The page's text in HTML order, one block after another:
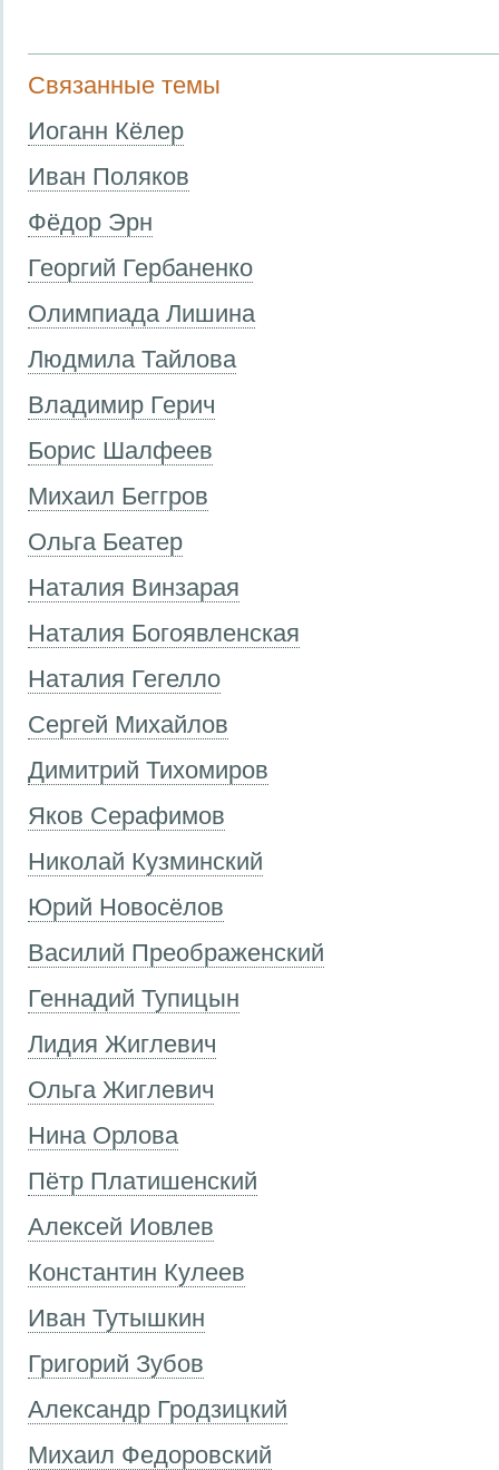
Связанные темы
Иоганн Кёлер
Иван Поляков
Фёдор Эрн
Георгий Гербаненко
Олимпиада Лишина
Людмила Тайлова
Владимир Герич
Борис Шалфеев
Михаил Беггров
Ольга Беатер
Наталия Винзарая
Наталия Богоявленская
Наталия Гегелло
Сергей Михайлов
Димитрий Тихомиров
Яков Серафимов
Николай Кузминский
Юрий Новосёлов
Василий Преображенский
Геннадий Тупицын
Лидия Жиглевич
Ольга Жиглевич
Нина Орлова
Пётр Платишенский
Алексей Иовлев
Константин Кулеев
Иван Тутышкин
Григорий Зубов
Александр Гродзицкий
Михаил Федоровский